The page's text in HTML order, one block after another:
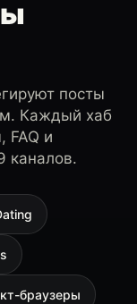
посты
Каждый хаб
FAQ и
каналов.
браузеры